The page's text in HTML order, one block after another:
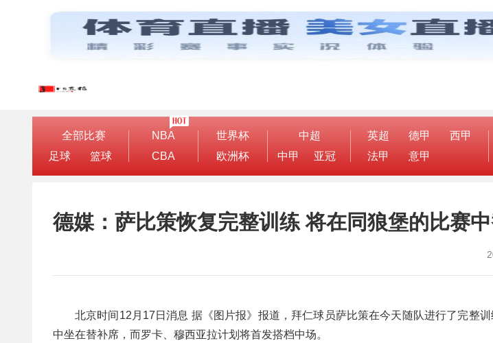
全部比赛
足球
篮球
NBA
CBA
世界杯
欧洲杯
中超
中甲
亚冠
英超 德甲
西甲
法甲
意甲
德媒：萨比策恢复完整训练 将在同狼堡的比赛
北京时间12月17日消息 据《图片报》报道，拜仁球员萨比策在今天随队进行了完整
中坐在替补席，而罗卡、穆西亚拉计划将首发搭档中场。